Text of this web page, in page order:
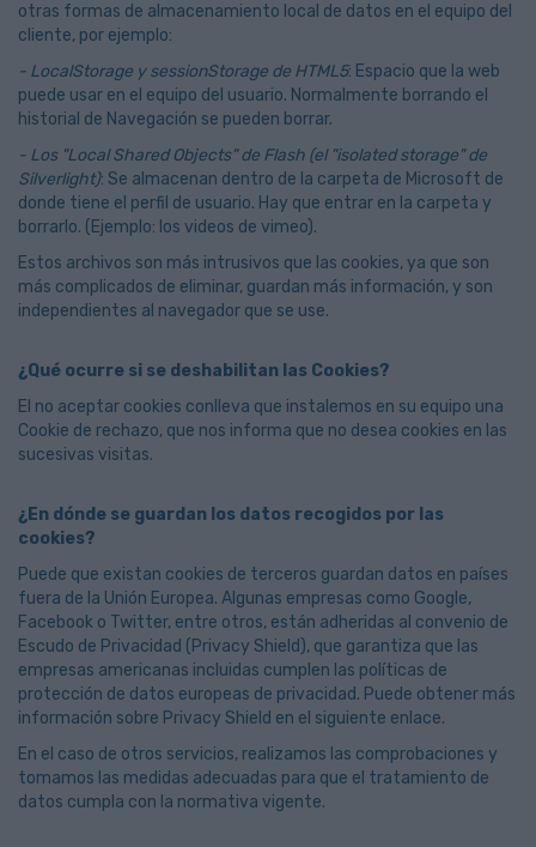
otras formas de almacenamiento local de datos en el equipo del
cliente, por ejemplo:
- LocalStorage y sessionStorage de HTML5: Espacio que la web
puede usar en el equipo del usuario. Normalmente borrando el
historial de Navegación se pueden borrar.
- Los "Local Shared Objects" de Flash (el "isolated storage" de
Silverlight): Se almacenan dentro de la carpeta de Microsoft de
donde tiene el perfil de usuario. Hay que entrar en la carpeta y
borrarlo. (Ejemplo: los videos de vimeo).
Estos archivos son más intrusivos que las cookies, ya que son
más complicados de eliminar, guardan más información, y son
independientes al navegador que se use.
¿Qué ocurre si se deshabilitan las Cookies?
El no aceptar cookies conlleva que instalemos en su equipo una
Cookie de rechazo, que nos informa que no desea cookies en las
sucesivas visitas.
¿En dónde se guardan los datos recogidos por las
cookies?
Puede que existan cookies de terceros guardan datos en países
fuera de la Unión Europea. Algunas empresas como Google,
Facebook o Twitter, entre otros, están adheridas al convenio de
Escudo de Privacidad (Privacy Shield), que garantiza que las
empresas americanas incluidas cumplen las políticas de
protección de datos europeas de privacidad. Puede obtener más
información sobre Privacy Shield en el siguiente enlace.
En el caso de otros servicios, realizamos las comprobaciones y
tomamos las medidas adecuadas para que el tratamiento de
datos cumpla con la normativa vigente.